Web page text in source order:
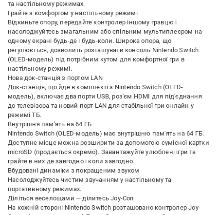
та настільному режимах.
Грайте з комфортом у настільному режимі
Відкиньте опору, передайте контролер іншому гравцю і
насолоджуйтесь змагальним або спільним мультиплеєром на
одному екрані будь-де і будь-коли. Широка опора, що
регулюється, дозволить розташувати консоль Nintendo Switch
(OLED-модель) під потрібним кутом для комфортної гри в
настільному режимі.
Нова док-станція з портом LAN
Док-станція, що йде в комплекті з Nintendo Switch (OLED-
модель), включає два порти USB, роз'єм HDMI для під'єднання
до телевізора та новий порт LAN для стабільної гри онлайн у
режимі ТБ.
Внутрішня пам'ять на 64 ГБ
Nintendo Switch (OLED-модель) має внутрішню пам'ять на 64 ГБ.
Доступне місце можна розширити за допомогою сумісної картки
microSD (продається окремо). Завантажуйте улюблені ігри та
грайте в них де завгодно і коли завгодно.
Вбудовані динаміки з покращеним звуком
Насолоджуйтесь чистим звучанням у настільному та
портативному режимах.
Діліться веселощами — ділитесь Joy-Con
На кожній стороні Nintendo Switch розташовано контролер Joy-